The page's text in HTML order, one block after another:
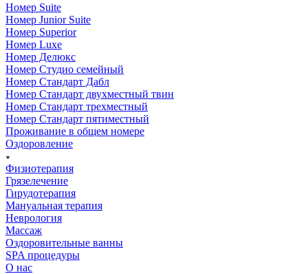
Номер Suite
Номер Junior Suite
Номер Superior
Номер Luxe
Номер Делюкс
Номер Студио семейный
Номер Стандарт Дабл
Номер Стандарт двухместный твин
Номер Стандарт трехместный
Номер Стандарт пятиместный
Проживание в общем номере
Оздоровление
Физиотерапия
Грязелечение
Гирудотерапия
Мануальная терапия
Неврология
Массаж
Оздоровительные ванны
SPA процедуры
О нас